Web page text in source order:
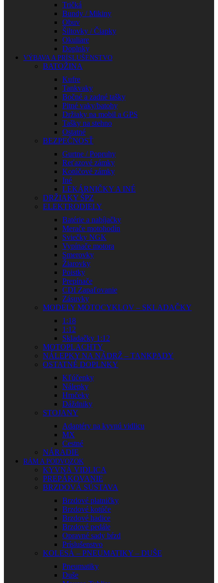
Tričká
Bundy / Mikiny
Obuv
Šiltovky / Čiapky
Okuliare
Doplnky
VÝBAVA A PRÍSLUŠENSTVO
BATOŽINA
Kufre
Tankvaky
Bočné a zadné tašky
Pitné vaky/batohy
Držiaky na mobil a GPS
Tašky na stehno
Ostatné
BEZPEČNOSŤ
Gurtne / Popruhy
Reťazové zámky
Kotúčové zámky
Iné
LEKÁRNIČKY A INÉ
DRŽIAKY ŠPZ
ELEKTRODIELY
Batérie a nabíjačky
Merače motohodín
Sviečky NGK
Vypínače motora
Smerovky
Žiarovky
Poistky
Prepínače
CDI Zapaľovanie
Zásuvky
MODELY MOTOCYKLOV – SKLADAČKY
1:18
1:12
Skladačky 1:12
MOTOPLACHTY
NÁLEPKY NA NÁDRŽ – TANKPADY
OSTATNÉ DOPLNKY
Kľúčenky
Nálepky
Hrnčeky
Dáždniky
STOJANY
Adaptéry na kyvnú vidlicu
MX
Cestné
NÁRADIE
RÁM A PODVOZOK
KYVNÁ VIDLICA
PREPÁKOVANIE
BRZDOVÁ SÚSTAVA
Brzdové platničky
Brzdové kotúče
Brzdové hadice
Brzdové pedále
Opravné sady bŕzd
Príslušenstvo
KOLESÁ – PNEUMATIKY – DUŠE
Pneumatiky
Duše